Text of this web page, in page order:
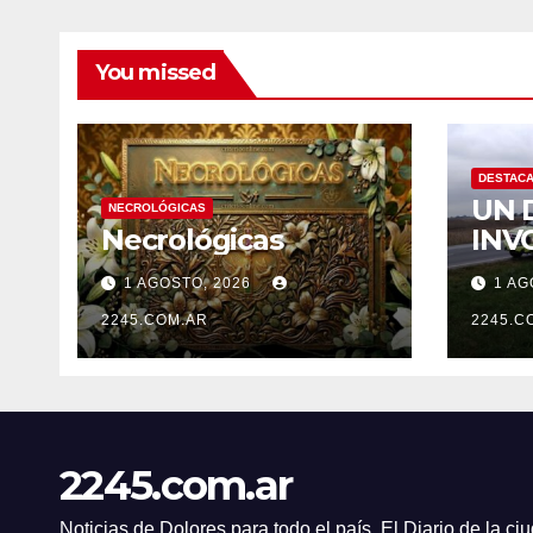
You missed
NECROLÓGICAS
Necrológicas
1 AGOSTO, 2026
2245.COM.AR
UN
UN
1
2245.com.ar